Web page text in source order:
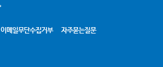
이메일무단수집거부 자주묻는질문